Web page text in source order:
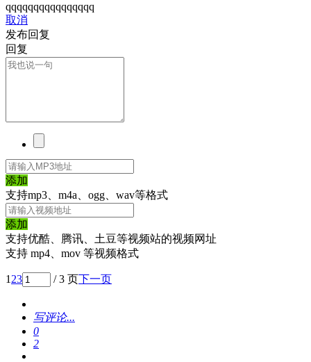
qqqqqqqqqqqqqqqq
取消
发布回复
回复
添加
支持mp3、m4a、ogg、wav等格式
添加
支持优酷、腾讯、土豆等视频站的视频网址
支持 mp4、mov 等视频格式
1 23 / 3 页下一页
写评论...
0
2